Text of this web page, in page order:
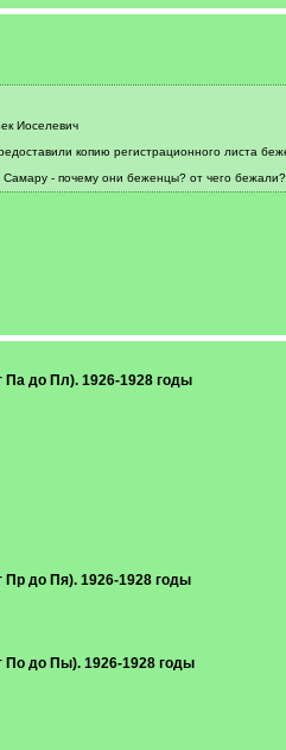
Иоселевич
копию регистрационного листа
- почему они беженцы? от чего бежали?
Па до Пл). 1926-1928 годы
Пр до Пя). 1926-1928 годы
По до Пы). 1926-1928 годы